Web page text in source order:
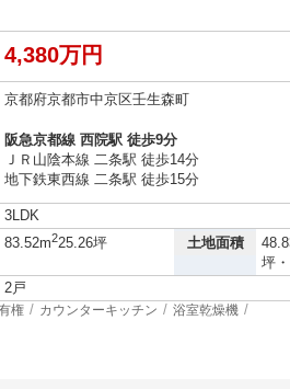
4,380万円
京都府京都市中京区壬生森町
阪急京都線 西院駅 徒歩9分
ＪＲ山陰本線 二条駅 徒歩14分
地下鉄東西線 二条駅 徒歩15分
3LDK
83.52m225.26坪 土地面積
坪
2戸
権 カウンターキッチン 浴室乾燥機